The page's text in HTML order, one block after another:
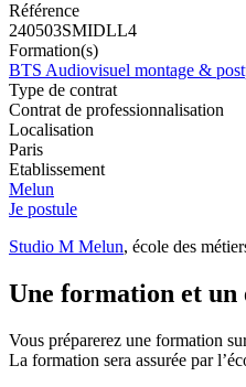
Référence
240503SMIDLL4
Formation(s)
BTS Audiovisuel montage &
Type de contrat
Contrat de professionnalisation
Localisation
Paris
Etablissement
Melun
Je postule
Studio M Melun, école des
Une formation et un
Vous préparerez une formation
La formation sera assurée par